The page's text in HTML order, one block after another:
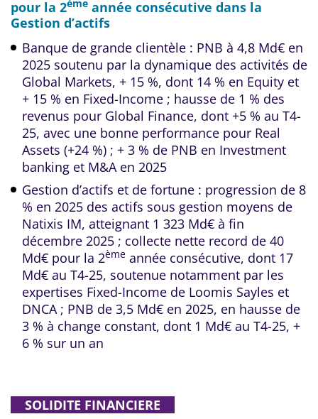
pour la 2ème année consécutive dans la
Gestion d’actifs
Banque de grande clientèle : PNB à 4,8 Md€ en
2025 soutenu par la dynamique des activités de
Global Markets, + 15 %, dont 14 % en Equity et
+ 15 % en Fixed-Income ; hausse de 1 % des
revenus pour Global Finance, dont +5 % au T4-
25, avec une bonne performance pour Real
Assets (+24 %) ; + 3 % de PNB en Investment
banking et M&A en 2025
Gestion d’actifs et de fortune : progression de 8
% en 2025 des actifs sous gestion moyens de
Natixis IM, atteignant 1 323 Md€ à fin
décembre 2025 ; collecte nette record de 40
Md€ pour la 2ème année consécutive, dont 17
Md€ au T4-25, soutenue notamment par les
expertises Fixed-Income de Loomis Sayles et
DNCA ; PNB de 3,5 Md€ en 2025, en hausse de
3 % à change constant, dont 1 Md€ au T4-25, +
6 % sur un an
SOLIDITE FINANCIERE